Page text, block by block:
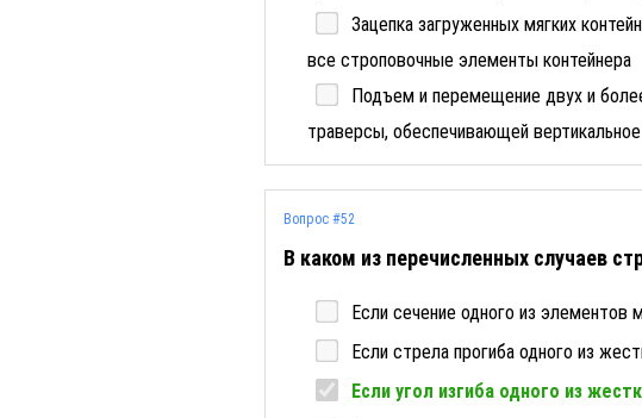
Зацепка загруженных мягких
все строповочные элементы контейнера
Подъем и перемещение двух и
траверсы, обеспечивающей
Вопрос #52
В каком из перечисленных случаев
Если сечение одного из элементов
Если стрела прогиба одного из
Если угол изгиба одного из